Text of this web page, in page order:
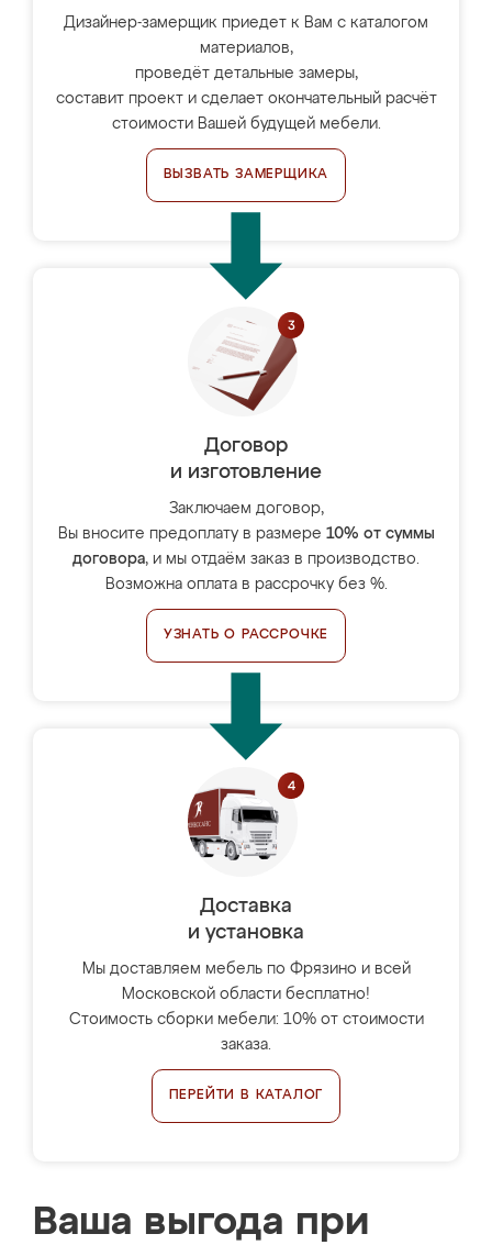
Дизайнер-замерщик приедет к Вам с каталогом
материалов,
проведёт детальные замеры,
составит проект и сделает окончательный расчёт
стоимости Вашей будущей мебели.
ВЫЗВАТЬ ЗАМЕРЩИКА
Договор
и изготовление
Заключаем договор,
Вы вносите предоплату в размере 10% от суммы
договора, и мы отдаём заказ в производство.
Возможна оплата в рассрочку без %.
УЗНАТЬ О РАССРОЧКЕ
Доставка
и установка
Мы доставляем мебель по Фрязино и всей
Московской области бесплатно!
Стоимость сборки мебели: 10% от стоимости
заказа.
ПЕРЕЙТИ В КАТАЛОГ
Ваша выгода при